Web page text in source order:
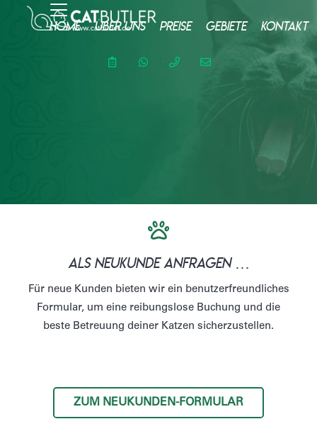
Home Über uns Preise Gebiete Kontakt
als Neukunde anfragen …
Für neue Kunden bieten wir ein benutzerfreundliches
Formular, um eine reibungslose Buchung und die
beste Betreuung deiner Katzen sicherzustellen.
ZUM NEUKUNDEN-FORMULAR